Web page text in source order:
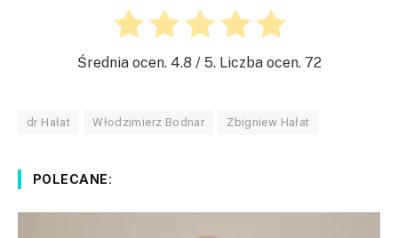
Średnia ocen. 4.8 / 5. Liczba ocen. 72
dr Hałat Włodzimierz Bodnar Zbigniew Hałat
POLECANE: